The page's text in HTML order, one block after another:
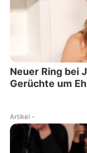
Neuer Ring bei
Gerüchte um
Artikel -